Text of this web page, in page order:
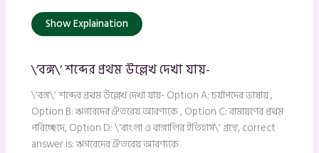
Show Explaination
\’বঙ্গ\’ শব্দের প্রথম উল্লেখ দেখা যায়-
\'বঙ্গ\' শব্দের প্রথম উল্লেখ দেখা যায়- Option A: চর্যাপদের ভাষায় ,
Option B: ঋগবেদের ঐতরেয় আরণ্যকে , Option C: রামায়ণের প্রথম
পরিচ্ছেদে, Option D: \'বাংলা ও বাঙ্গালির ইতিহাস\' গ্রন্থে, correct
answer is: ঋগবেদের ঐতরেয় আরণ্যকে